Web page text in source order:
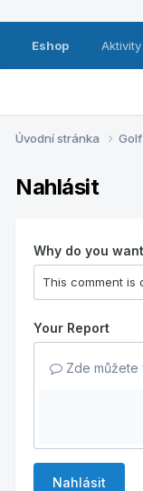
Eshop Aktivity
Úvodní stránka Golf
Nahlásit
Why do you
Your Report
Zde můžete
Nahlásit